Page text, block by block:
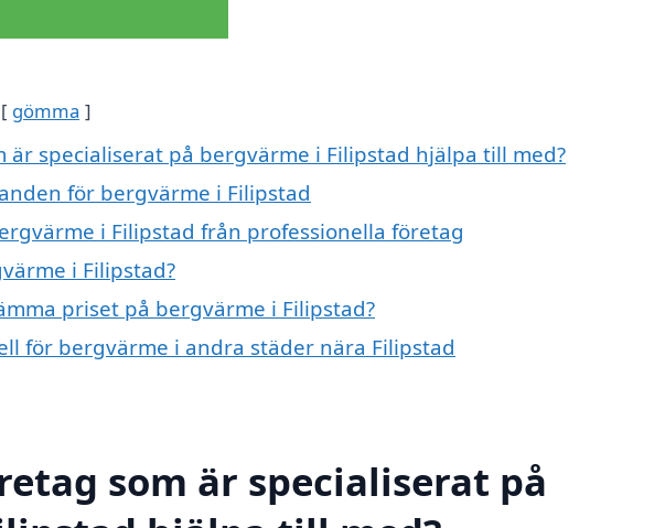
gömma
är specialiserat på bergvärme i Filipstad hjälpa till med?
för bergvärme i Filipstad
i Filipstad från professionella företag
i Filipstad?
priset på bergvärme i Filipstad?
för bergvärme i andra städer nära Filipstad
som är specialiserat på